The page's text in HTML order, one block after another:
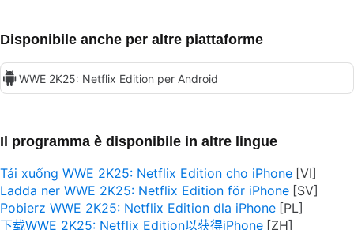
Disponibile anche per altre piattaforme
WWE 2K25: Netflix Edition per Android
Il programma è disponibile in altre lingue
Tải xuống WWE 2K25: Netflix Edition cho iPhone
Ladda ner WWE 2K25: Netflix Edition för iPhone
Pobierz WWE 2K25: Netflix Edition dla iPhone
下载WWE 2K25: Netflix Edition以获得iPhone